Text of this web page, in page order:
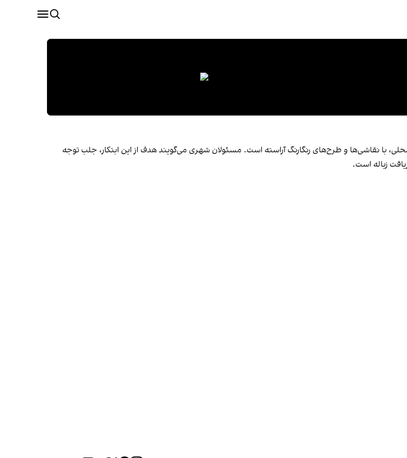
با نقاشی‌ها و طرح‌های رنگارنگ آراسته است. مسئولان شهری می‌گویند هدف از این ابتکار، جلب توجه
زباله است.